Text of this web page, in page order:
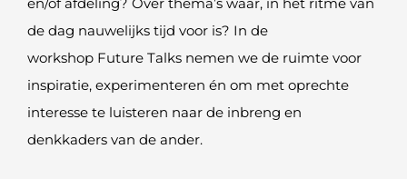
de dag nauwelijks tijd voor is? In de
workshop Future Talks nemen we de ruimte voor
inspiratie, experimenteren én om met oprechte
interesse te luisteren naar de inbreng en
denkkaders van de ander.